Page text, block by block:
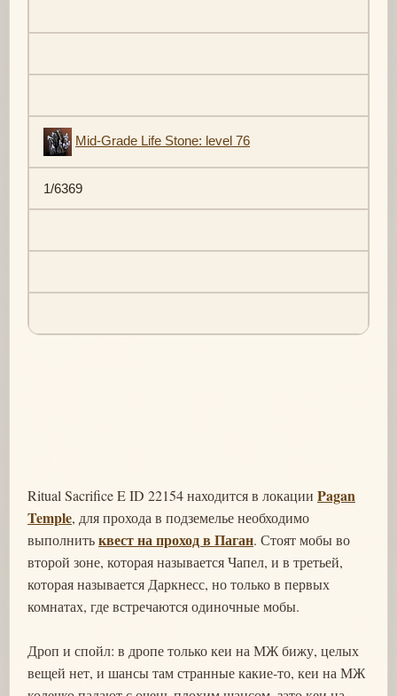
Mid-Grade Life Stone: level 76
1/6369
Ritual Sacrifice E ID 22154 находится в локации Pagan
Temple, для прохода в подземелье необходимо
выполнитьквест на проход в Паган. Стоят мобы во
второй зоне, которая называется Чапел, и в третьей,
которая называется Даркнесс, но только в первых
комнатах, где встречаются одиночные мобы.
Дроп и спойл: в дропе только кеи на МЖ бижу, целых
вещей нет, и шансы там странные какие-то, кеи на МЖ